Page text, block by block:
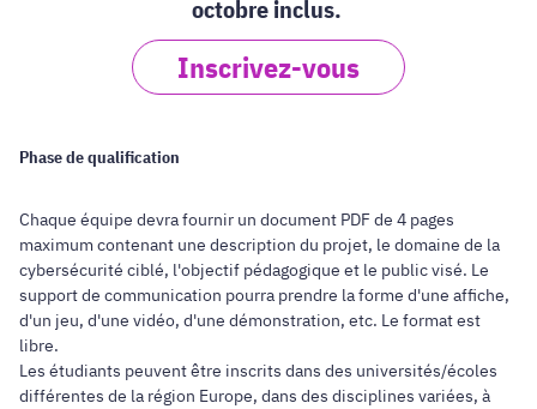
octobre inclus.
Inscrivez-vous
Phase de qualification
Chaque équipe devra fournir un document PDF de 4 pages
maximum contenant une description du projet, le domaine de la
cybersécurité ciblé, l'objectif pédagogique et le public visé. Le
support de communication pourra prendre la forme d'une affiche,
d'un jeu, d'une vidéo, d'une démonstration, etc. Le format est
libre.
Les étudiants peuvent être inscrits dans des universités/écoles
différentes de la région Europe, dans des disciplines variées, à